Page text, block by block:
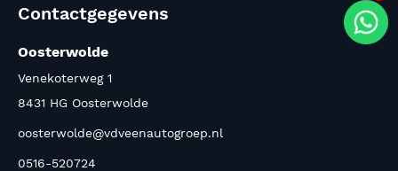
Contactgegevens
Oosterwolde
Venekoterweg 1
8431 HG Oosterwolde
oosterwolde@vdveenautogroep.nl
0516-520724